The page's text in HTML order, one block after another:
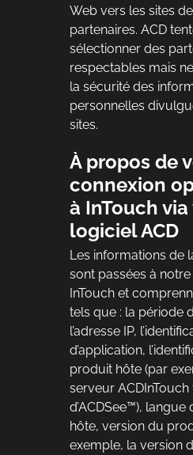
Web vers les sites
partenaires. ACD
sélectionner des
respectables mais
la sécurité des
personnelles
sites.
À propos de
connexion
à InTouch
logiciel ACD
Les informations de
sont passées à
InTouch et
tels que : la période
l’adresse IP,
d’application,
produit hôte (par
serveur
d’ACDSee™), langue
hôte, version du
exemple, la version